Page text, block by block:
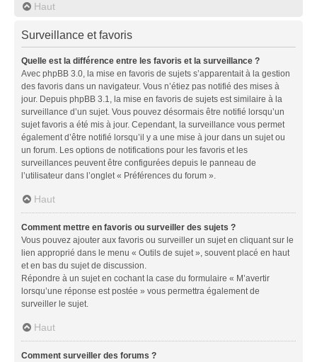
Haut
Surveillance et favoris
Quelle est la différence entre les favoris et la surveillance ?
Avec phpBB 3.0, la mise en favoris de sujets s’apparentait à la gestion
des favoris dans un navigateur. Vous n’étiez pas notifié des mises à
jour. Depuis phpBB 3.1, la mise en favoris de sujets est similaire à la
surveillance d’un sujet. Vous pouvez désormais être notifié lorsqu’un
sujet favoris a été mis à jour. Cependant, la surveillance vous permet
également d’être notifié lorsqu’il y a une mise à jour dans un sujet ou
un forum. Les options de notifications pour les favoris et les
surveillances peuvent être configurées depuis le panneau de
l’utilisateur dans l’onglet « Préférences du forum ».
Haut
Comment mettre en favoris ou surveiller des sujets ?
Vous pouvez ajouter aux favoris ou surveiller un sujet en cliquant sur le
lien approprié dans le menu « Outils de sujet », souvent placé en haut
et en bas du sujet de discussion.
Répondre à un sujet en cochant la case du formulaire « M’avertir
lorsqu’une réponse est postée » vous permettra également de
surveiller le sujet.
Haut
Comment surveiller des forums ?